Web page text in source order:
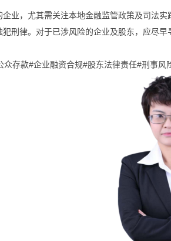
业，尤其需关注本地金融监管政策及司法
刑律。对于已涉风险的企业及股东，应尽
众存款#企业融资合规#股东法律责任#刑事